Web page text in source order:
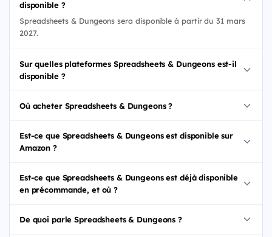
disponible ?
Spreadsheets & Dungeons sera disponible à partir du 31 mars
2027.
Sur quelles plateformes Spreadsheets & Dungeons est-il
disponible ?
Où acheter Spreadsheets & Dungeons ?
Est-ce que Spreadsheets & Dungeons est disponible sur
Amazon ?
Est-ce que Spreadsheets & Dungeons est déjà disponible
en précommande, et où ?
De quoi parle Spreadsheets & Dungeons ?